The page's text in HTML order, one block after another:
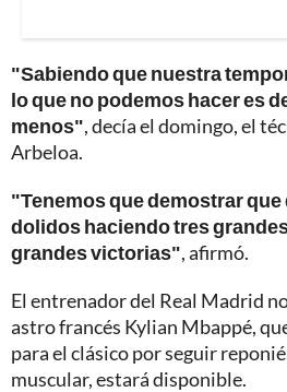
"Sabiendo que nuestra
lo que no podemos hacer es
menos", decía el domingo, el
Arbeloa.
"Tenemos que demostrar
dolidos haciendo tres
grandes victorias", afirmó.
El entrenador del Real Madrid
astro francés Kylian Mbappé,
para el clásico por seguir
muscular, estará disponible.